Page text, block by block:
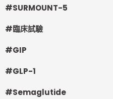
#SURMOUNT-5
#臨床試驗
#GIP
#GLP-1
#Semaglutide